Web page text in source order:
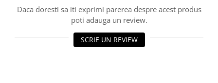
Daca doresti sa iti exprimi parerea despre acest produs
poti adauga un review.
SCRIE UN REVIEW